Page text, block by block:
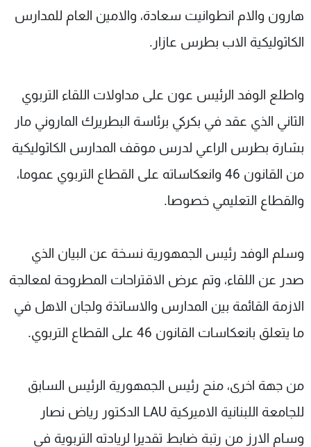
هارون والام انطوانيت سعادة، والامين العام للمدارس
الكاثوليكية الاب بطرس عازار.
واطلع الوفد الرئيس عون على مداولات اللقاء التربوي
الثاني الذي عقد في بكركي برئاسة البطريرك الماروني مار
بشارة بطرس الراعي لدرس موقف المدارس الكاثوليكية
من القانون 46 وانعكاساته على القطاع التربوي عموما،
والقطاع التعليمي خصوصا.
وسلم الوفد رئيس الجمهورية نسخة عن البيان الذي
صدر عن اللقاء، وتم عرض الاقتراحات المطروحة لمعالجة
الازمة القائمة بين المدارس والاساتذة ولجان الاهل في
ما يتعلق بانعكاسات القانون 46 على القطاع التربوي.
من جهة اخرى، منح رئيس الجمهورية الرئيس السابق
للجامعة اللبنانية الاميركية LAU الدكتور رياض نصار
وسام الارز من رتبة ضابط تقديرا لريادته التربوية في